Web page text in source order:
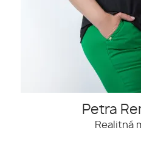
Petra
Realitná